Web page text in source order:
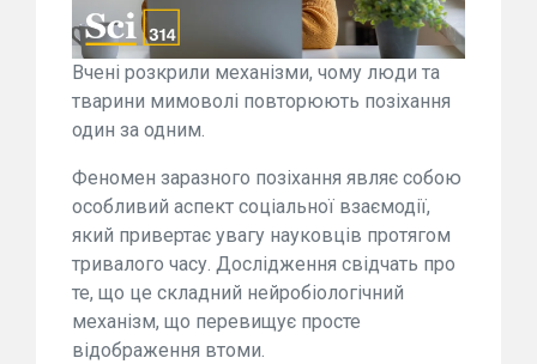
Вчені розкрили механізми, чому люди та
тварини мимоволі повторюють позіхання
один за одним.
Феномен заразного позіхання являє собою
особливий аспект соціальної взаємодії,
який привертає увагу науковців протягом
тривалого часу. Дослідження свідчать про
те, що це складний нейробіологічний
механізм, що перевищує просте
відображення втоми.